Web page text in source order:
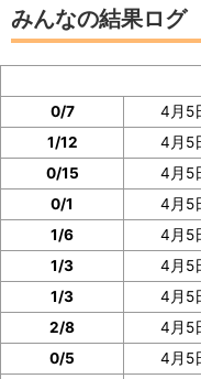
カイリュー(ファッシ
は、カイリュー(ファ
確認できます。
イベント参加前に図
ョを撮っておいたり
ぜひご協力をお願い
みんなの結果ログ
0/7
4月5
1/12
4月5
0/15
4月5
0/1
4月5
1/6
4月5
1/3
4月5
1/3
4月5
2/8
4月5
0/5
4月5